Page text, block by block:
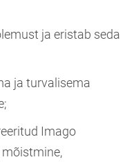
ja eristab seda
ja turvalisema
Imago
mõistmine,